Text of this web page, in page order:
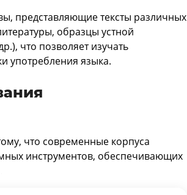
представляющие тексты различных
образцы устной
что позволяет изучать
употребления языка.
что современные корпуса
инструментов, обеспечивающих